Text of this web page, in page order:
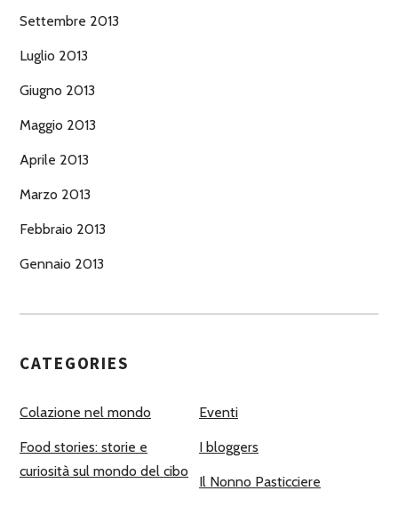
Settembre 2013
Luglio 2013
Giugno 2013
Maggio 2013
Aprile 2013
Marzo 2013
Febbraio 2013
Gennaio 2013
CATEGORIES
Colazione nel mondo Eventi
Food stories: storie e
curiosità sul mondo del cibo
I bloggers
Il Nonno Pasticciere